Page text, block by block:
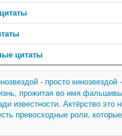
цитаты
- просто кинозвездой
прожитая во имя
известности. Актёрство это
превосходные роли,